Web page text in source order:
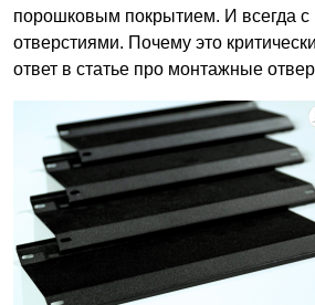
порошковым покрытием. И всегда
отверстиями. Почему это
ответ в статье про монтажные